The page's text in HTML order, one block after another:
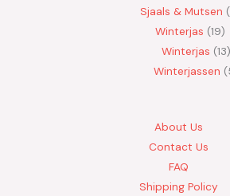
Sjaals & Mutsen
Winterjas 19
Winterjas 13
Winterjassen
About Us
Contact Us
FAQ
Shipping Policy